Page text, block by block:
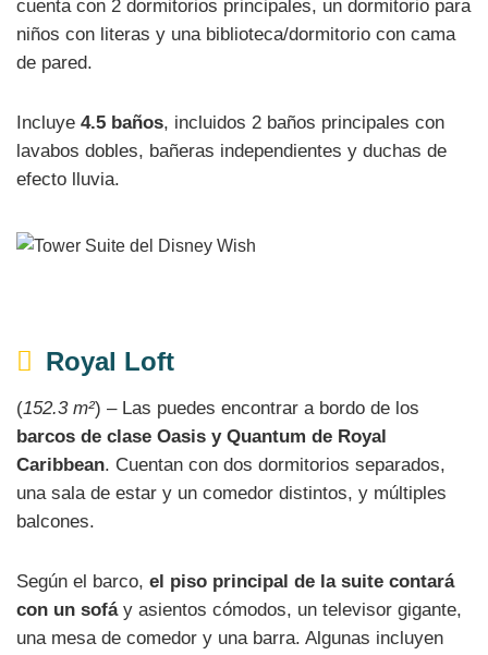
cuenta con 2 dormitorios principales, un dormitorio para
niños con literas y una biblioteca/dormitorio con cama
de pared.
Incluye 4.5 baños, incluidos 2 baños principales con
lavabos dobles, bañeras independientes y duchas de
efecto lluvia.
Royal Loft
(152.3 m²) – Las puedes encontrar a bordo de los
barcos de clase Oasis y Quantum de Royal
Caribbean. Cuentan con dos dormitorios separados,
una sala de estar y un comedor distintos, y múltiples
balcones.
Según el barco, el piso principal de la suite contará
con un sofáy asientos cómodos, un televisor gigante,
una mesa de comedor y una barra. Algunas incluyen